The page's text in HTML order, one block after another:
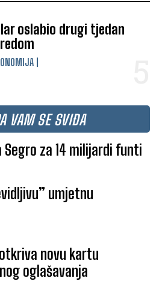
oslabio drugi tjedan
VAM SE SVIĐA
za 14 milijardi funti
umjetnu
novu kartu
oglašavanja